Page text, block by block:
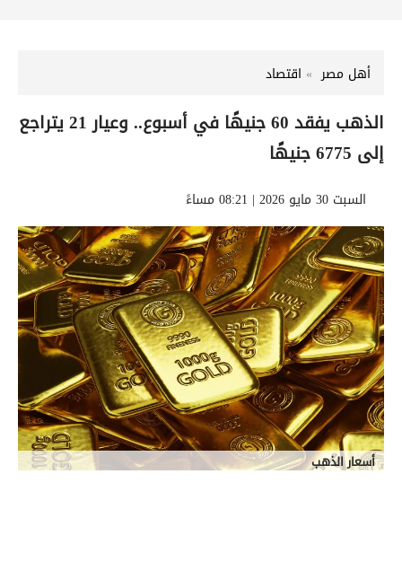
أهل مصر اقتصاد
الذهب يفقد 60 جنيهًا في أسبوع.. وعيار 21 يتراجع
إلى 6775 جنيهًا
السبت 30 مايو 2026 | 08:21 مساءً
أسعار الذهب